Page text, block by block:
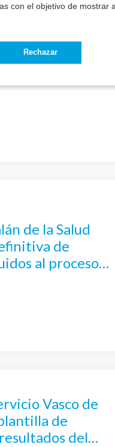
con el objetivo de mostrar
Rechazar
de Castilla y
definitiva
de la bolsa de
Técnico
de la Salud
de
al proceso
Vasco de
de
del